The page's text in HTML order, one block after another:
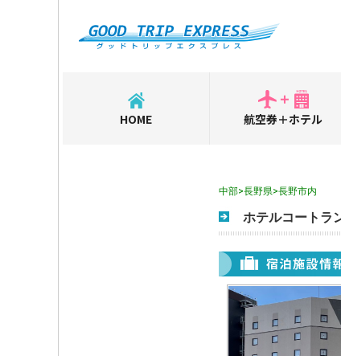
HOME 航空券＋ホテル
中部>長野県>長野市内
ホテルコートラ